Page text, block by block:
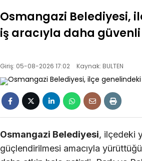
Osmangazi Belediyesi,
iş aracıyla daha güvenli
Giriş: 05-08-2026 17:02 Kaynak: BULTEN
Osmangazi Belediyesi, ilçedeki
güçlendirilmesi amacıyla yürüttüğü